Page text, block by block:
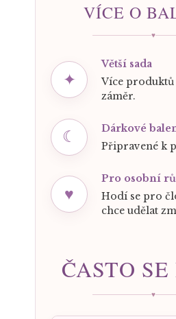
VÍCE O
♥
✦
Větší sada
Více
záměr.
☾
Dárkové
Připravené k
♥
Pro osobní
Hodí se pro
chce udělat
ČASTO
♥